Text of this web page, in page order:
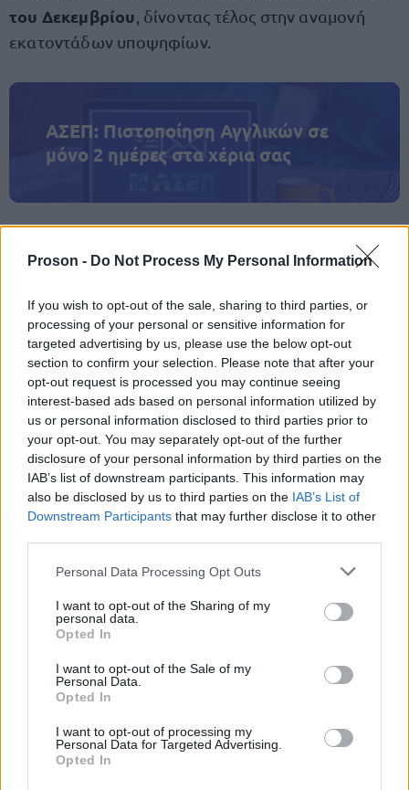
Proson - Do Not Process My Personal Information
If you wish to opt-out of the sale, sharing to third parties, or
processing of your personal or sensitive information for
targeted advertising by us, please use the below opt-out
section to confirm your selection. Please note that after your
opt-out request is processed you may continue seeing
interest-based ads based on personal information utilized by
us or personal information disclosed to third parties prior to
your opt-out. You may separately opt-out of the further
disclosure of your personal information by third parties on the
IAB’s list of downstream participants. This information may
also be disclosed by us to third parties on the IAB’s List of
Downstream Participants that may further disclose it to other
Please note that this website/app uses one or more Google
not limited to your visit or usage behaviour. You may click to
grant or deny consent to Google and its third-party tags to
use your data for below specified purposes in below Google
consent section.
Personal Data Processing Opt Outs
I want to opt-out of the Sharing of my
personal data.
Opted In
I want to opt-out of the Sale of my
Personal Data.
Opted In
I want to opt-out of processing my
Personal Data for Targeted Advertising.
Opted In
του Δεκεμβρίου , δίνοντας τέλος στην αναμονή
εκατοντάδων υποψηφίων.
ΑΣΕΠ: Πιστοποίηση Αγγλικών σε
μόνο 2 ημέρες στα χέρια σας
Πιστοποίηση Υπολογιστών σε 2
μέρες
Μάθε πρώτος όλες τις σημαντικές
ειδήσεις.
Βάλε το proson.gr στα αποτελέσματα
αναζήτησης της Google
Δημοφιλείς Ειδήσεις
ΑΣΕΠ 6Κ/2026: 315 μόνιμοι στο
Δημόσιο - Στις 1.102 οι αιτήσεις
(στατιστικά)